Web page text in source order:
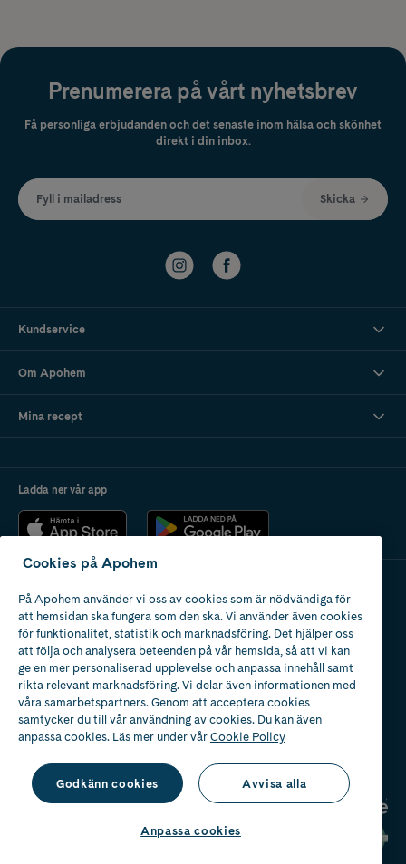
Prenumerera på vårt nyhetsbrev
Få personliga erbjudanden och det senaste inom hälsa och skönhet
direkt i din inbox.
Fyll i mailadress Skicka
Kundservice
Om Apohem
Mina recept
Ladda ner vår app
Apotek med tillstånd
av Läkemedelsverket
Cookies på Apohem
På Apohem använder vi oss av cookies som är nödvändiga för
att hemsidan ska fungera som den ska. Vi använder även cookies
för funktionalitet, statistik och marknadsföring. Det hjälper oss
att följa och analysera beteenden på vår hemsida, så att vi kan
ge en mer personaliserad upplevelse och anpassa innehåll samt
rikta relevant marknadsföring. Vi delar även informationen med
våra samarbetspartners. Genom att acceptera cookies
samtycker du till vår användning av cookies. Du kan även
anpassa cookies. Läs mer under vårCookie Policy
Godkänn cookies Avvisa alla
Anpassa cookies